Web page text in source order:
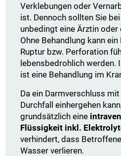
Verklebungen oder
ist. Dennoch sollten Sie
unbedingt eine Ärztin oder
Ohne Behandlung kann
Ruptur bzw. Perforation
lebensbedrohlich werden.
ist eine Behandlung im
Da ein Darmverschluss
Durchfall einhergehen
grundsätzlich eine
Flüssigkeit inkl.
verhindert, dass
Wasser verlieren.